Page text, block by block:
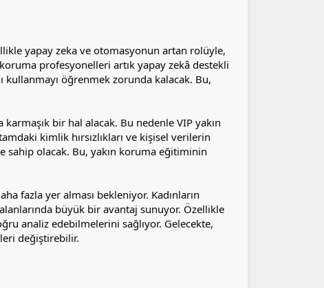
yapay zeka ve otomasyonun artan rolüyle,
profesyonelleri artık yapay zekâ destekli
öğrenmek zorunda kalacak. Bu,
bir hal alacak. Bu nedenle VIP yakın
kimlik hırsızlıkları ve kişisel verilerin
sahip olacak. Bu, yakın koruma eğitiminin
fazla yer alması bekleniyor. Kadınların
büyük bir avantaj sunuyor. Özellikle
analiz edebilmelerini sağlıyor. Gelecekte,
değiştirebilir.